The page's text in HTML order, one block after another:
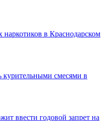
наркотиков в Краснодарском
курительными смесями в
ввести годовой запрет на